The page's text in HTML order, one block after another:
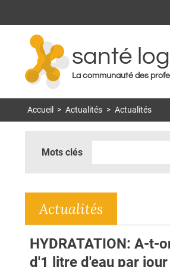
santé log
La communauté des
Accueil > Actualités > Actualités
Mots clés
Actualités
HYDRATATION: A-t-
d'1 litre d'eau par jour